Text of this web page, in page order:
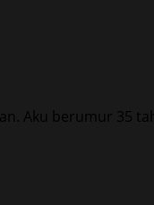
Aku berumur 35